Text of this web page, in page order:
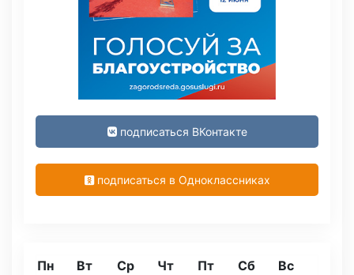
подписаться ВКонтакте
подписаться в Одноклассниках
Пн Вт Ср Чт Пт Сб Вс